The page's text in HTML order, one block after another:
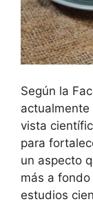
Según la
vista
para
un aspecto
más a
estudios